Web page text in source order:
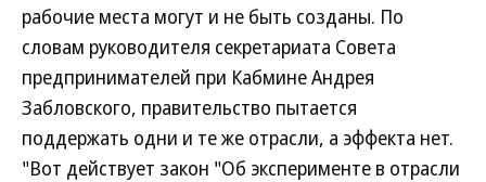
рабочие места могут и не быть созданы. По
словам руководителя секретариата Совета
предпринимателей при Кабмине Андрея
Забловского, правительство пытается
поддержать одни и те же отрасли, а эффекта нет.
"Вот действует закон "Об эксперименте в отрасли